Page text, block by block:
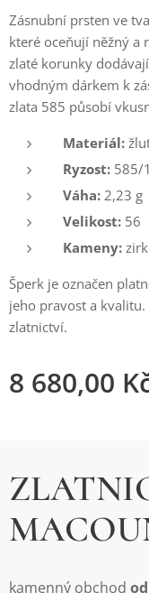
Zásnubní prsten ve
které oceňují něžný a
zlaté korunky
vhodným dárkem k
zlata 585 působí
Materiál:
Ryzost: 585/
Váha: 2,23 g
Velikost: 56
Kameny:
Šperk je označen
jeho pravost a
zlatnictví.
8 680,00
kamenný obchod